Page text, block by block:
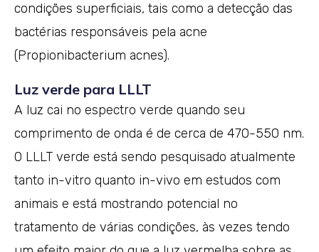
condições superficiais, tais como a detecção das
bactérias responsáveis pela acne
(Propionibacterium acnes).
Luz verde para LLLT
A luz cai no espectro verde quando seu
comprimento de onda é de cerca de 470-550 nm.
O LLLT verde está sendo pesquisado atualmente
tanto in-vitro quanto in-vivo em estudos com
animais e está mostrando potencial no
tratamento de várias condições, às vezes tendo